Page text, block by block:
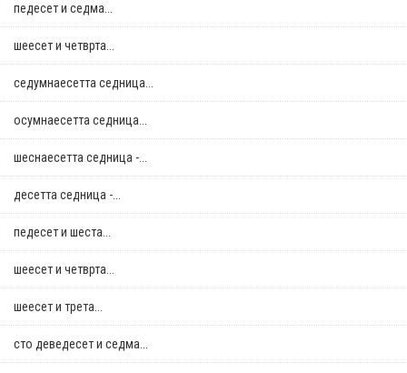
педесет и седма...
шеесет и четврта...
седумнаесетта седница...
осумнaесетта седница...
шеснаесетта седница -...
десетта седница -...
педесет и шеста...
шеесет и четврта...
шеесет и трета...
сто деведесет и седма...